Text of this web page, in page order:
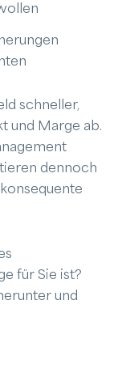
schneller,
und Marge ab.
dennoch
für Sie ist?
und